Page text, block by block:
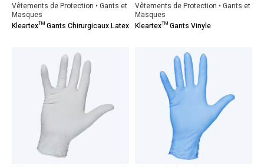
Vêtements de Protection • Gants et
Masques
Kleartex™ Gants Chirurgicaux Latex
Vêtements de Protection • Gants et
Masques
Kleartex™ Gants Vinyle